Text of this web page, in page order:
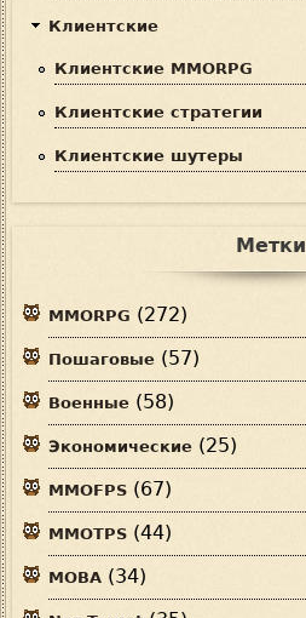
Клиентские
Клиентские MMORPG
Клиентские стратегии
Клиентские шутеры
Метки
MMORPG (272)
Пошаговые (57)
Военные (58)
Экономические (25)
MMOFPS (67)
MMOTPS (44)
MOBA (34)